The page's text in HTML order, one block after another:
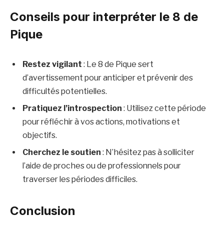
Conseils pour interpréter le 8 de
Pique
Restez vigilant : Le 8 de Pique sert
d’avertissement pour anticiper et prévenir des
difficultés potentielles.​
Pratiquez l’introspection : Utilisez cette période
pour réfléchir à vos actions, motivations et
objectifs.​
Cherchez le soutien : N’hésitez pas à solliciter
l’aide de proches ou de professionnels pour
traverser les périodes difficiles.​
Conclusion